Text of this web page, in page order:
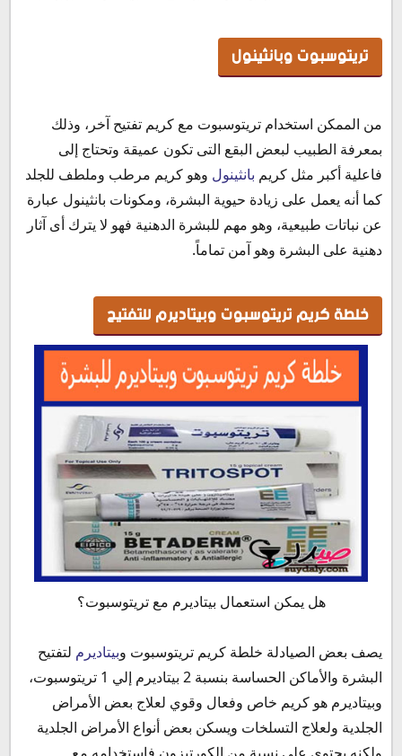
تريتوسبوت وبانثينول
من الممكن استخدام تريتوسبوت مع كريم تفتيح آخر، وذلك
بمعرفة الطبيب لبعض البقع التى تكون عميقة وتحتاج إلى
فاعلية أكبر مثل كريم بانثينول وهو كريم مرطب وملطف للجلد
كما أنه يعمل على زيادة حيوية البشرة، ومكونات بانثينول عبارة
عن نباتات طبيعية، وهو مهم للبشرة الدهنية فهو لا يترك أى آثار
دهنية على البشرة وهو آمن تماماً.
خلطة كريم تريتوسبوت وبيتاديرم للتفتيح
هل يمكن استعمال بيتاديرم مع تريتوسبوت؟
يصف بعض الصيادلة خلطة كريم تريتوسبوت وبيتاديرم لتفتيح
البشرة والأماكن الحساسة بنسبة 2 بيتاديرم إلي 1 تريتوسبوت،
وبيتاديرم هو كريم خاص وفعال وقوي لعلاج بعض الأمراض
الجلدية ولعلاج التسلخات ويسكن بعض أنواع الأمراض الجلدية